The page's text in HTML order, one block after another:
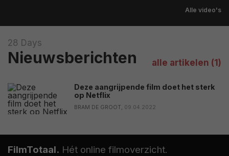
Alle video's
alle artikelen (1)
28 Days
Nieuwsberichten
Deze aangrijpende film doet het sterk
op Netflix
BRAM DE GROOT, 09.04.2022
FilmTotaal. Hét online filmoverzicht.